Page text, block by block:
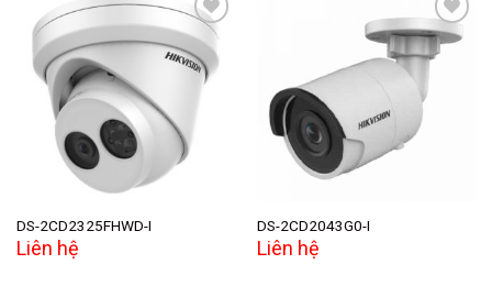
Add to
DS-2CD2325FHWD-I
Liên hệ
wishlist
DS-2CD2043G0-I
Liên hệ